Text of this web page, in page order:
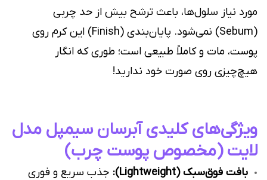
مورد نیاز سلول‌ها، باعث ترشح بیش از حد چربی
(Sebum) نمی‌شود. پایان‌بندی (Finish) این کرم روی
پوست، مات و کاملاً طبیعی است؛ طوری که انگار
هیچ‌چیزی روی صورت خود ندارید!
ویژگی‌های کلیدی آبرسان سیمپل مدل
لایت (مخصوص پوست چرب)
بافت فوق‌سبک (Lightweight):
جذب سریع و فوری